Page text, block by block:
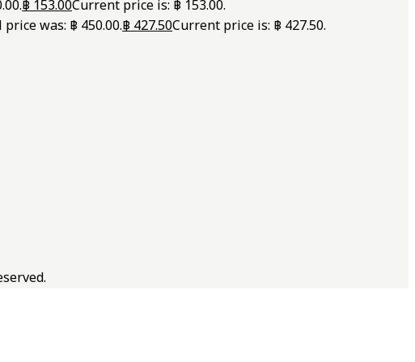
฿ 153.00Current price is: ฿ 153.00.
was: ฿ 450.00.฿ 427.50Current price is: ฿ 427.50.